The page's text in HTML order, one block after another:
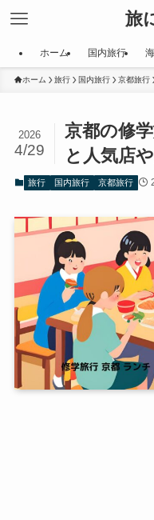
旅
ホーム 国内旅行
ホーム 旅行 国内旅行 京都旅行
京都の修
と人気店
2026
4/29
旅行 国内旅行 京都旅行